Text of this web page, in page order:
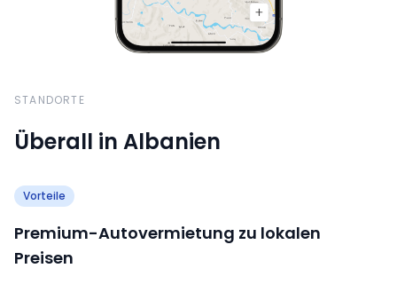
STANDORTE
Überall in Albanien
Vorteile
Premium-Autovermietung zu lokalen
Preisen